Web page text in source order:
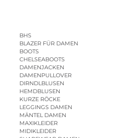
BHS
BLAZER FÜR DAMEN
BOOTS
CHELSEABOOTS
DAMENJACKEN
DAMENPULLOVER
DIRNDLBLUSEN
HEMDBLUSEN
KURZE RÖCKE
LEGGINGS DAMEN
MÄNTEL DAMEN
MAXIKLEIDER
MIDIKLEIDER